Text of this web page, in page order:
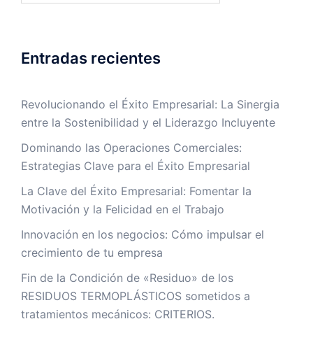
Entradas recientes
Revolucionando el Éxito Empresarial: La Sinergia
entre la Sostenibilidad y el Liderazgo Incluyente
Dominando las Operaciones Comerciales:
Estrategias Clave para el Éxito Empresarial
La Clave del Éxito Empresarial: Fomentar la
Motivación y la Felicidad en el Trabajo
Innovación en los negocios: Cómo impulsar el
crecimiento de tu empresa
Fin de la Condición de «Residuo» de los
RESIDUOS TERMOPLÁSTICOS sometidos a
tratamientos mecánicos: CRITERIOS.